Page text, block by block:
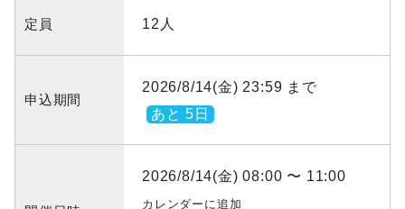
定員 12人
申込期間
2026/8/14(金) 23:59 まで
あと 5日
2026/8/14(金) 08:00 〜 11:00
カレンダーに追加